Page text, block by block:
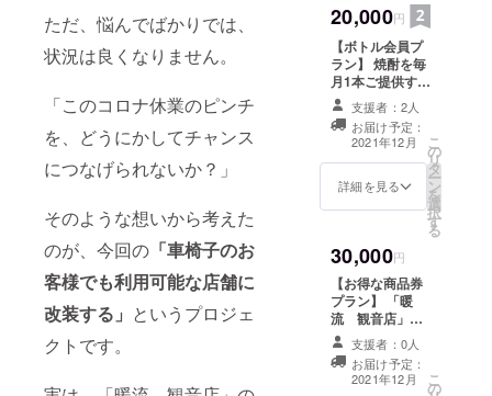
ただ、悩んでばかりでは、
状況は良くなりません。
「このコロナ休業のピンチ
を、どうにかしてチャンス
につなげられないか？」
そのような想いから考えた
のが、今回の 「車椅子のお
客様でも利用可能な店舗に
改装する」 というプロジェ
クトです。
お受け取りから
半年間になりま
す。 ※注意事
項：商品券の利
用時には、お釣
りはでません。
また、商品券の
払戻し・換金は
できませんの
だきますようお
願いいたしま
20,000円
【ボトル会員プ
ラン】 焼酎を毎
月1本ご提供する
プランです。
（焼酎900mlを
毎月1本、1年間
で合計12本、店
内での提供のみ
で持ち出し不
可） ボトル会員
ルを1本ご提供す
るごとにスタン
プを押させてい
ただきます。 ※
有効期限：最初
のボトルをお受
け取りから1年間
になります。
支援者：2人
お届け予定：
2021年12月
詳細を見る
こ
の
リ
タ
ー
ン
を
選
択
す
る
30,000円
【お得な商品券
プラン】 「暖
流 観音店」で
利用できる
36000円分の商
品券を送りま
す。 1000円券
支援者：0人
お届け予定：
2021年12月
こ
の